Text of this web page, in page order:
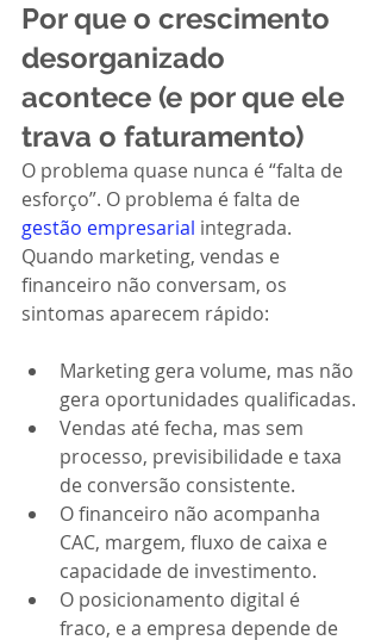
Por que o crescimento
desorganizado
acontece (e por que ele
trava o faturamento)
O problema quase nunca é “falta de
esforço”. O problema é falta de
gestão empresarial integrada.
Quando marketing, vendas e
financeiro não conversam, os
sintomas aparecem rápido:
Marketing gera volume, mas não
gera oportunidades qualificadas.
Vendas até fecha, mas sem
processo, previsibilidade e taxa
de conversão consistente.
O financeiro não acompanha
CAC, margem, fluxo de caixa e
capacidade de investimento.
O posicionamento digital é
fraco, e a empresa depende de